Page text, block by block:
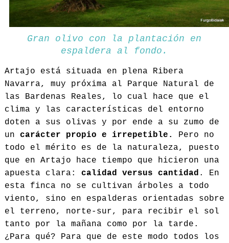
Gran olivo con la plantación en
espaldera al fondo.
Artajo está situada en plena Ribera
Navarra, muy próxima al Parque Natural de
las Bardenas Reales, lo cual hace que el
clima y las características del entorno
doten a sus olivas y por ende a su zumo de
un carácter propio e irrepetible.
Pero no
todo el mérito es de la naturaleza, puesto
que en Artajo hace tiempo que hicieron una
apuesta clara: calidad versus cantidad . En
esta finca no se cultivan árboles a todo
viento, sino en espalderas orientadas sobre
el terreno, norte-sur, para recibir el sol
tanto por la mañana como por la tarde.
¿Para qué? Para que de este modo todos los